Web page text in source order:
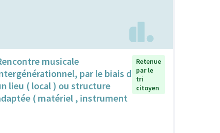
musicale
par le biais d
lieu ( local ) ou structure
( matériel , instrument
Retenue
par le
tri
citoyen